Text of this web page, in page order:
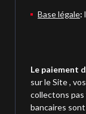
Base légale:
Le paiement
sur le Site ,
collectons pas
bancaires